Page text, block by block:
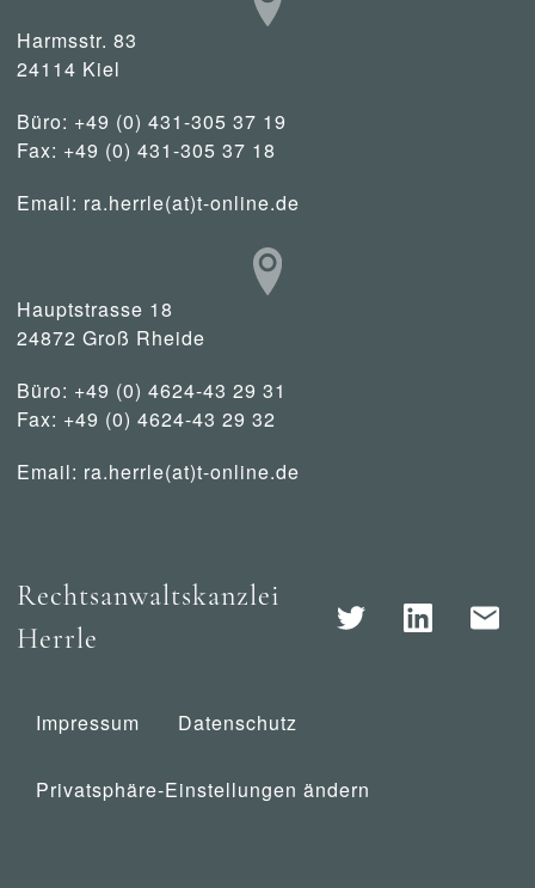
Harmsstr. 83
24114 Kiel
Büro: +49 (0) 431-305 37 19
Fax: +49 (0) 431-305 37 18
Email: ra.herrle(at)t-online.de
Hauptstrasse 18
24872 Groß Rheide
Büro: +49 (0) 4624-43 29 31
Fax: +49 (0) 4624-43 29 32
Email: ra.herrle(at)t-online.de
Rechtsanwaltskanzlei
Herrle
Impressum Datenschutz
Privatsphäre-Einstellungen ändern